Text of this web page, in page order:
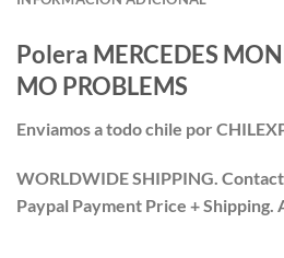
Polera MERCEDES
MO PROBLEMS
Enviamos a todo chile por
WORLDWIDE SHIPPING.
Paypal Payment Price +